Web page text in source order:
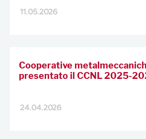
11.05.2026
Cooperative
presentato il CCNL 2025-
24.04.2026